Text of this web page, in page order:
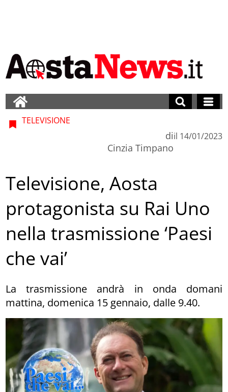
TELEVISIONE
di
Cinzia Timpano
il 14/01/2023
Televisione, Aosta
protagonista su Rai Uno
nella trasmissione ‘Paesi
che vai’
La trasmissione andrà in onda domani
mattina, domenica 15 gennaio, dalle 9.40.